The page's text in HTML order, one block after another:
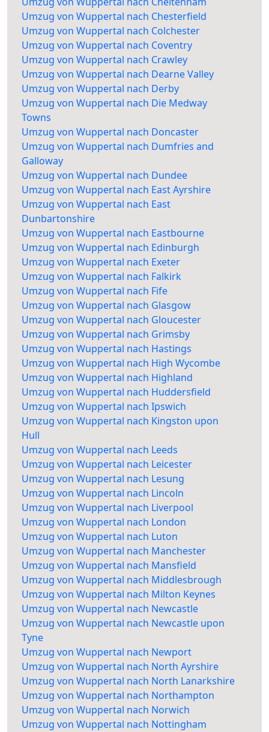
Umzug von Wuppertal nach Chesterfield
Umzug von Wuppertal nach Colchester
Umzug von Wuppertal nach Coventry
Umzug von Wuppertal nach Crawley
Umzug von Wuppertal nach Dearne Valley
Umzug von Wuppertal nach Derby
Umzug von Wuppertal nach Die Medway
Towns
Umzug von Wuppertal nach Doncaster
Umzug von Wuppertal nach Dumfries and
Galloway
Umzug von Wuppertal nach Dundee
Umzug von Wuppertal nach East Ayrshire
Umzug von Wuppertal nach East
Dunbartonshire
Umzug von Wuppertal nach Eastbourne
Umzug von Wuppertal nach Edinburgh
Umzug von Wuppertal nach Exeter
Umzug von Wuppertal nach Falkirk
Umzug von Wuppertal nach Fife
Umzug von Wuppertal nach Glasgow
Umzug von Wuppertal nach Gloucester
Umzug von Wuppertal nach Grimsby
Umzug von Wuppertal nach Hastings
Umzug von Wuppertal nach High Wycombe
Umzug von Wuppertal nach Highland
Umzug von Wuppertal nach Huddersfield
Umzug von Wuppertal nach Ipswich
Umzug von Wuppertal nach Kingston upon
Hull
Umzug von Wuppertal nach Leeds
Umzug von Wuppertal nach Leicester
Umzug von Wuppertal nach Lesung
Umzug von Wuppertal nach Lincoln
Umzug von Wuppertal nach Liverpool
Umzug von Wuppertal nach London
Umzug von Wuppertal nach Luton
Umzug von Wuppertal nach Manchester
Umzug von Wuppertal nach Mansfield
Umzug von Wuppertal nach Middlesbrough
Umzug von Wuppertal nach Milton Keynes
Umzug von Wuppertal nach Newcastle
Umzug von Wuppertal nach Newcastle upon
Tyne
Umzug von Wuppertal nach Newport
Umzug von Wuppertal nach North Ayrshire
Umzug von Wuppertal nach North Lanarkshire
Umzug von Wuppertal nach Northampton
Umzug von Wuppertal nach Norwich
Umzug von Wuppertal nach Nottingham